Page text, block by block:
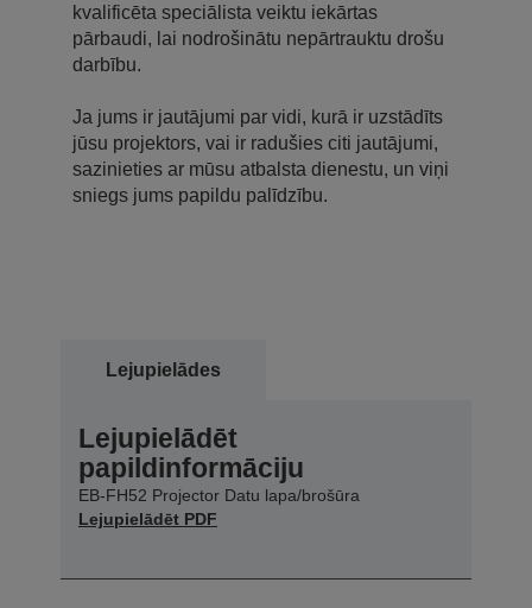
kvalificēta speciālista veiktu iekārtas
pārbaudi, lai nodrošinātu nepārtrauktu drošu
darbību.
Ja jums ir jautājumi par vidi, kurā ir uzstādīts
jūsu projektors, vai ir radušies citi jautājumi,
sazinieties ar mūsu atbalsta dienestu, un viņi
sniegs jums papildu palīdzību.
Lejupielādes
Lejupielādēt
papildinformāciju
EB-FH52 Projector Datu lapa/brošūra
Lejupielādēt PDF